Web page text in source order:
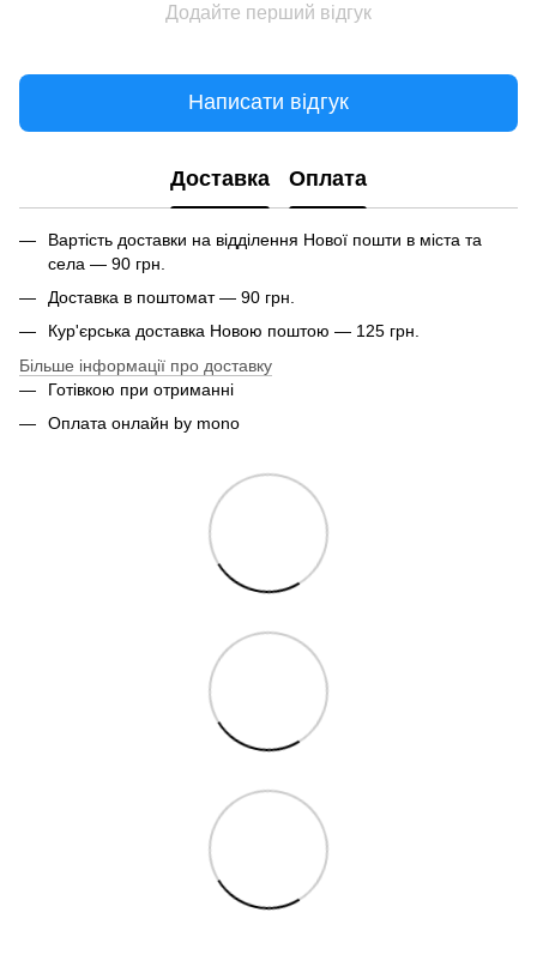
Додайте перший відгук
Написати відгук
Доставка Оплата
Вартість доставки на відділення Нової пошти в міста та
села — 90 грн.
Доставка в поштомат — 90 грн.
Кур'єрська доставка Новою поштою — 125 грн.
Більше інформації про доставку
Готівкою при отриманні
Оплата онлайн by mono